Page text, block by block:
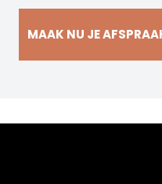
MAAK NU JE